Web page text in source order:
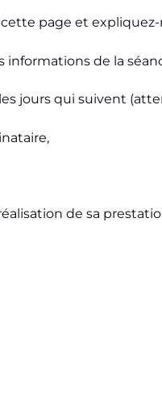
page et
informations de la
jours qui suivent
de sa